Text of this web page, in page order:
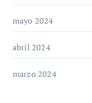
mayo 2024
abril 2024
marzo 2024